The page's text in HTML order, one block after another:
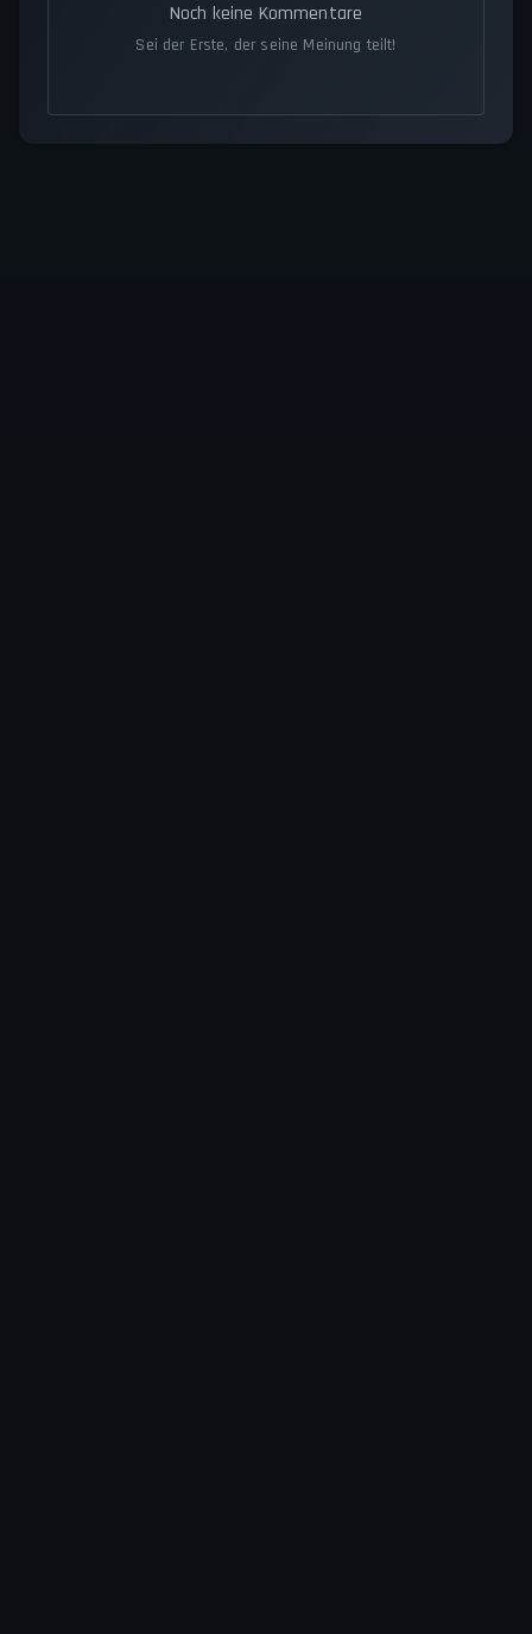
Noch keine Kommentare
Sei der Erste, der seine Meinung teilt!